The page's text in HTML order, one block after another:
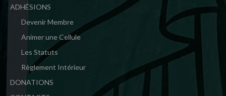
ADHÉSIONS
Devenir Membre
Animer une Cellule
Les Statuts
Règlement Intérieur
DONATIONS